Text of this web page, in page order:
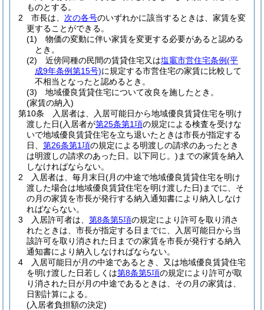
ものとする。
2
市長は、 次の各号のいずれかに該当するときは、家賃を変
更することができる。
(1)
物価の変動に伴い家賃を変更する必要があると認める
とき。
(2)
近傍同種の民間の賃貸住宅又は塩竈市営住宅条例(平
成9年条例第15号)に規定する市営住宅の家賃に比較して
不相当となったと認めるとき。
(3)
地域優良賃貸住宅について改良を施したとき。
(家賃の納入)
第10条
入居者は、入居可能日から地域優良賃貸住宅を明け
渡した日(入居者が第25条第1項の規定による検査を受けな
いで地域優良賃貸住宅を立ち退いたときは市長が指定する
日、 第26条第1項の規定による明渡しの請求のあったとき
は明渡しの請求のあった日。以下同じ。) までの家賃を納入
しなければならない。
2
入居者は、毎月末日(月の中途で地域優良賃貸住宅を明け
渡した場合は地域優良賃貸住宅を明け渡した日) までに、そ
の月の家賃を市長が発行する納入通知書により納入しなけ
ればならない。
3
入居許可者は、 第8条第5項の規定により許可を取り消さ
れたときは、市長が指定する日までに、入居可能日から当
該許可を取り消された日までの家賃を市長が発行する納入
通知書により納入しなければならない。
4
入居可能日が月の中途であるとき、又は地域優良賃貸住宅
を明け渡した日若しくは第8条第5項の規定により許可が取
り消された日が月の中途であるときは、その月の家賃は、
日割計算による。
(入居者負担額の決定)